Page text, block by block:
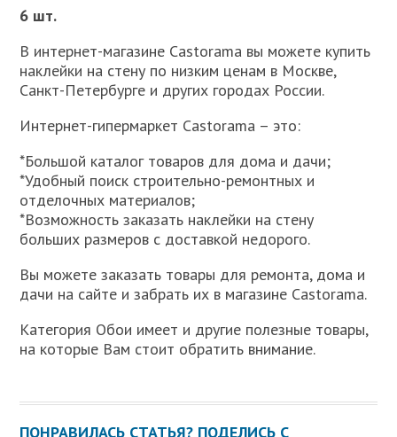
6 шт.
В интернет-магазине Castorama вы можете купить
наклейки на стену по низким ценам в Москве,
Санкт-Петербурге и других городах России.
Интернет-гипермаркет Сastorama – это:
*Большой каталог товаров для дома и дачи;
*Удобный поиск строительно-ремонтных и
отделочных материалов;
*Возможность заказать наклейки на стену
больших размеров с доставкой недорого.
Вы можете заказать товары для ремонта, дома и
дачи на сайте и забрать их в магазине Castorama.
Категория Обои имеет и другие полезные товары,
на которые Вам стоит обратить внимание.
ПОНРАВИЛАСЬ СТАТЬЯ? ПОДЕЛИСЬ С